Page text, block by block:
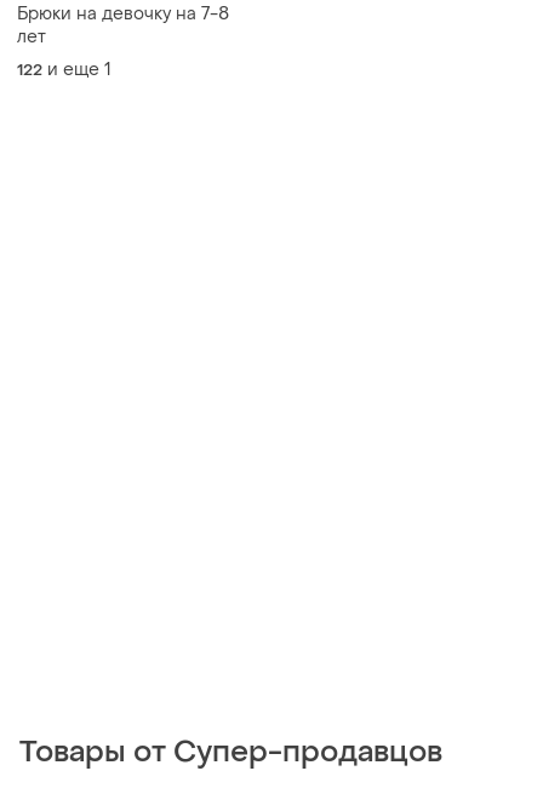
Брюки на девочку на 7-8
лет
122 и еще 1
Товары от Супер-продавцов